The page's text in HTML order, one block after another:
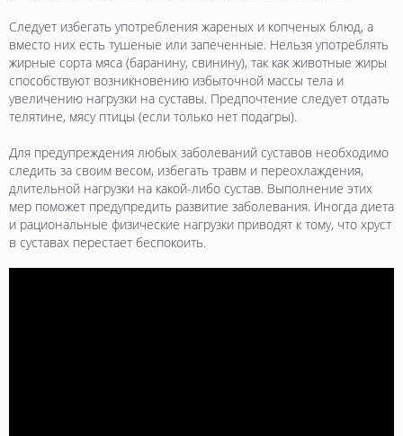
Следует избегать употребления жареных и копченых блюд, а
вместо них есть тушеные или запеченные. Нельзя употреблять
жирные сорта мяса (баранину, свинину), так как животные жиры
способствуют возникновению избыточной массы тела и
увеличению нагрузки на суставы. Предпочтение следует отдать
телятине, мясу птицы (если только нет подагры).
Для предупреждения любых заболеваний суставов необходимо
следить за своим весом, избегать травм и переохлаждения,
длительной нагрузки на какой-либо сустав. Выполнение этих
мер поможет предупредить развитие заболевания. Иногда диета
и рациональные физические нагрузки приводят к тому, что хруст
в суставах перестает беспокоить.